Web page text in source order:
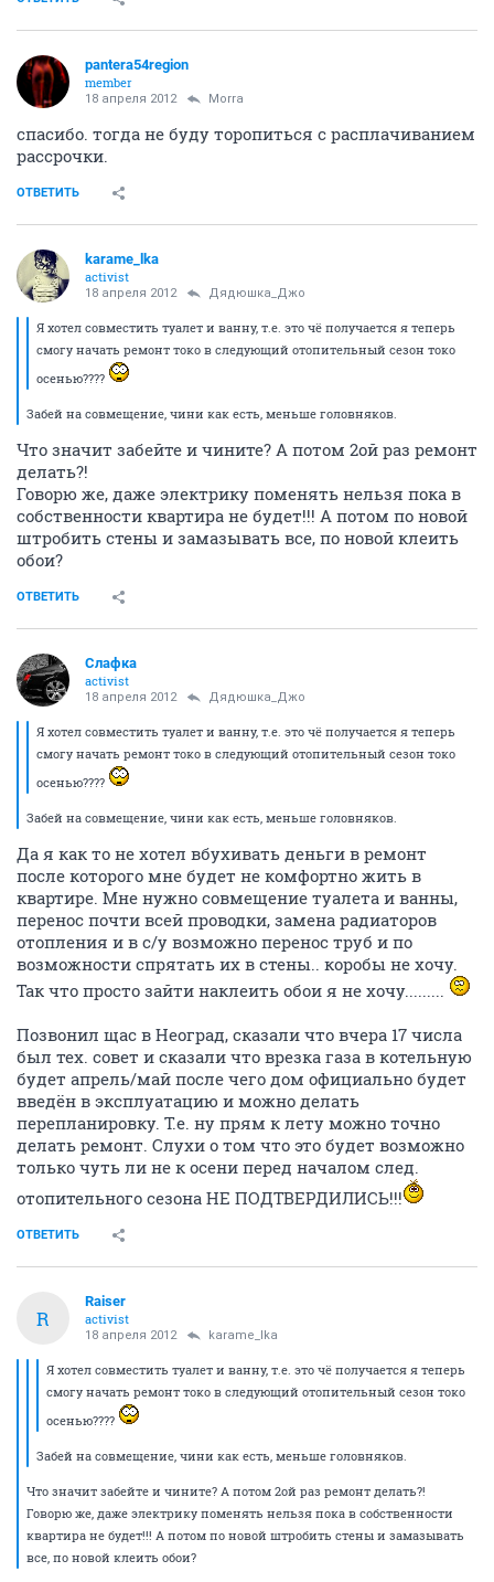
pantera54region
member
18 апреля 2012 Morra
спасибо. тогда не буду торопиться с расплачиванием
рассрочки.
ОТВЕТИТЬ
karame_lka
activist
18 апреля 2012 Дядюшка_Джо
Я хотел совместить туалет и ванну, т.е. это чё получается я теперь
смогу начать ремонт токо в следующий отопительный сезон токо
осенью????
Забей на совмещение, чини как есть, меньше головняков.
Что значит забейте и чините? А потом 2ой раз ремонт
делать?!
Говорю же, даже электрику поменять нельзя пока в
собственности квартира не будет!!! А потом по новой
штробить стены и замазывать все, по новой клеить
обои?
ОТВЕТИТЬ
Слафка
activist
18 апреля 2012 Дядюшка_Джо
Я хотел совместить туалет и ванну, т.е. это чё получается я теперь
смогу начать ремонт токо в следующий отопительный сезон токо
осенью????
Забей на совмещение, чини как есть, меньше головняков.
Да я как то не хотел вбухивать деньги в ремонт
после которого мне будет не комфортно жить в
квартире. Мне нужно совмещение туалета и ванны,
перенос почти всей проводки, замена радиаторов
отопления и в с/у возможно перенос труб и по
возможности спрятать их в стены.. коробы не хочу.
Так что просто зайти наклеить обои я не хочу.........
Позвонил щас в Неоград, сказали что вчера 17 числа
был тех. совет и сказали что врезка газа в котельную
будет апрель/май после чего дом официально будет
введён в эксплуатацию и можно делать
перепланировку. Т.е. ну прям к лету можно точно
делать ремонт. Слухи о том что это будет возможно
только чуть ли не к осени перед началом след.
отопительного сезона НЕ ПОДТВЕРДИЛИСЬ!!!
ОТВЕТИТЬ
R
Raiser
activist
18 апреля 2012 karame_lka
Я хотел совместить туалет и ванну, т.е. это чё получается я теперь
смогу начать ремонт токо в следующий отопительный сезон токо
осенью????
Забей на совмещение, чини как есть, меньше головняков.
Что значит забейте и чините? А потом 2ой раз ремонт делать?!
Говорю же, даже электрику поменять нельзя пока в собственности
квартира не будет!!! А потом по новой штробить стены и замазывать
все, по новой клеить обои?